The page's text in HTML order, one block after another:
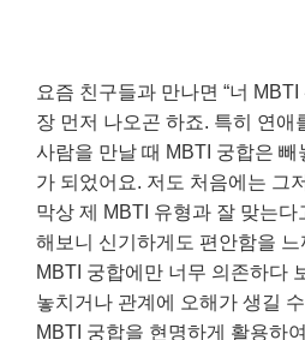
요즘 친구들과 만나면 “너
장 먼저 나오곤 하죠. 특히 연애
사람을 만날 때 MBTI 궁합은 빼
가 되었어요. 저도 처음에는 그
막상 제 MBTI 유형과 잘 맞는
해보니 신기하게도 편안함을
MBTI 궁합에만 너무 의존하다
놓치거나 관계에 오해가 생길
MBTI 궁합을 현명하게 활용하